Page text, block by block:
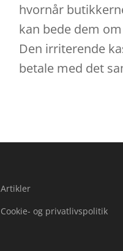
hvornår
kan bede dem
Den irriterende
betale med det
Artikler
Cookie- og privatlivspolitik